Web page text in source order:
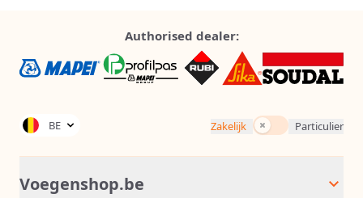
Authorised dealer:
BE Zakelijk Incl. BTWParticulier
Voegenshop.be